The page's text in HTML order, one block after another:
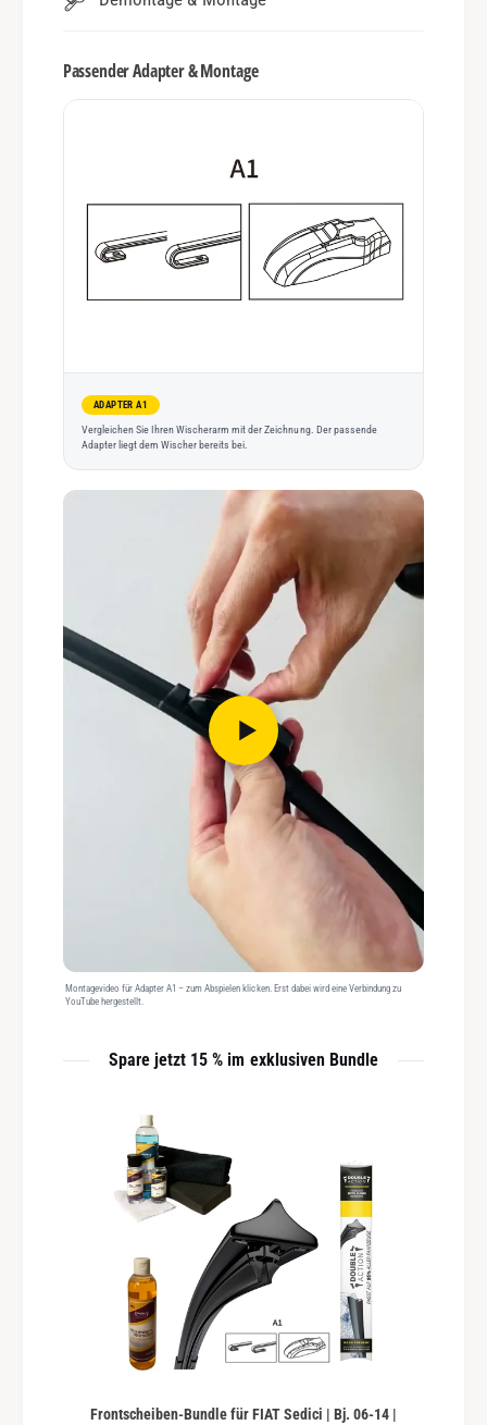
Passender Adapter & Montage
ADAPTER A1
Vergleichen Sie Ihren Wischerarm mit der Zeichnung. Der passende
Adapter liegt dem Wischer bereits bei.
Montagevideo für Adapter A1 – zum Abspielen klicken. Erst dabei wird eine Verbindung zu
YouTube hergestellt.
Spare jetzt 15 % im exklusiven Bundle
Frontscheiben-Bundle für FIAT Sedici | Bj. 06-14 |